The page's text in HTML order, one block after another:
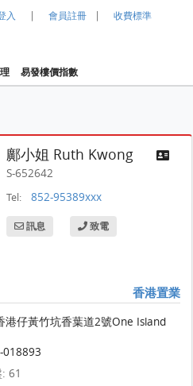
入 | 會員註冊 | 收費標準
易發樓價指數
灣軒 售盤 1 房 , 1 浴室 511 平方呎
鄺小姐 Ruth Kwong
S-652642
Tel: 852-95389xxx
訊息 致電
香港置業
港仔黃竹坑香葉道2號One Island
018893
61